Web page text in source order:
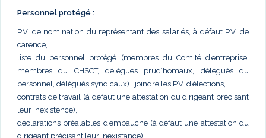
Personnel protégé :
P.V. de nomination du représentant des salariés, à défaut P.V. de
carence,
liste du personnel protégé (membres du Comité d’entreprise,
membres du CHSCT, délégués prud’homaux, délégués du
personnel, délégués syndicaux) : joindre les P.V. d’élections,
contrats de travail (à défaut une attestation du dirigeant précisant
leur inexistence),
déclarations préalables d’embauche (à défaut une attestation du
dirigeant précisant leur inexistance),